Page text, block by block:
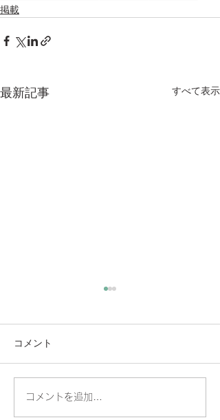
掲載
最新記事 すべて表示
北海道新聞富良野版に掲
載！！
コメント
コメントを追加…